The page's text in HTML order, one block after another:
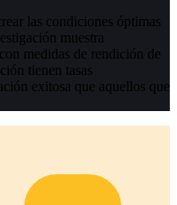
las condiciones óptimas
muestra
medidas de rendición de
tienen tasas
exitosa que aquellos que